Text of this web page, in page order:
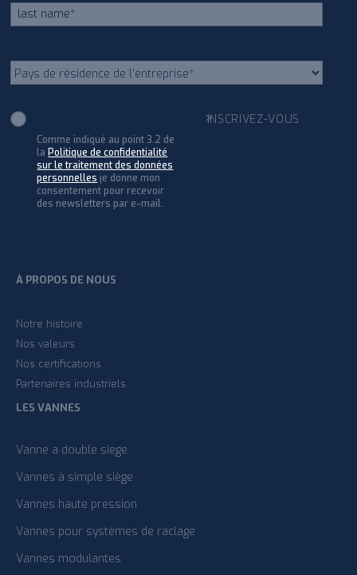
Comme indiqué au point 3.2 de
laPolitique de confidentialité
sur le traitement des données
personnelles je donne mon
consentement pour recevoir
des newsletters par e-mail.
À PROPOS DE NOUS
Notre histoire
Nos valeurs
Nos certifications
Partenaires industriels
LES VANNES
Vanne a double siege
Vannes à simple siège
Vannes haute pression
Vannes pour systèmes de raclage
Vannes modulantes